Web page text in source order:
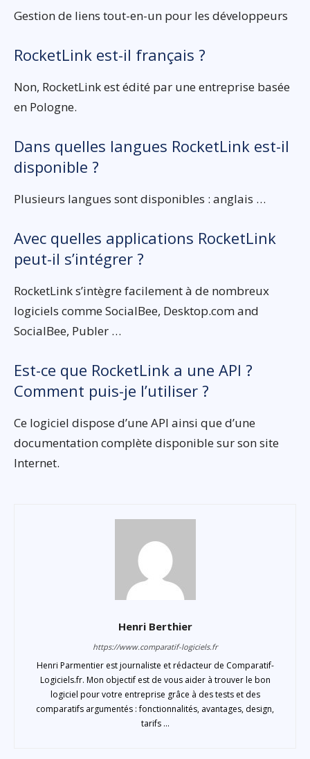
Gestion de liens tout-en-un pour les développeurs
RocketLink est-il français ?
Non, RocketLink est édité par une entreprise basée
en Pologne.
Dans quelles langues RocketLink est-il
disponible ?
Plusieurs langues sont disponibles : anglais …
Avec quelles applications RocketLink
peut-il s’intégrer ?
RocketLink s’intègre facilement à de nombreux
logiciels comme SocialBee, Desktop.com and
SocialBee, Publer …
Est-ce que RocketLink a une API ?
Comment puis-je l’utiliser ?
Ce logiciel dispose d’une API ainsi que d’une
documentation complète disponible sur son site
Internet.
Henri Berthier
https://www.comparatif-logiciels.fr
Henri Parmentier est journaliste et rédacteur de Comparatif-
Logiciels.fr. Mon objectif est de vous aider à trouver le bon
logiciel pour votre entreprise grâce à des tests et des
comparatifs argumentés : fonctionnalités, avantages, design,
tarifs ...